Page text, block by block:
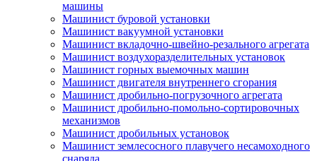
машины
Машинист буровой установки
Машинист вакуумной установки
Машинист вкладочно-швейно-резального агрегата
Машинист воздухоразделительных установок
Машинист горных выемочных машин
Машинист двигателя внутреннего сгорания
Машинист дробильно-погрузочного агрегата
Машинист дробильно-помольно-сортировочных
механизмов
Машинист дробильных установок
Машинист землесосного плавучего несамоходного
снаряда